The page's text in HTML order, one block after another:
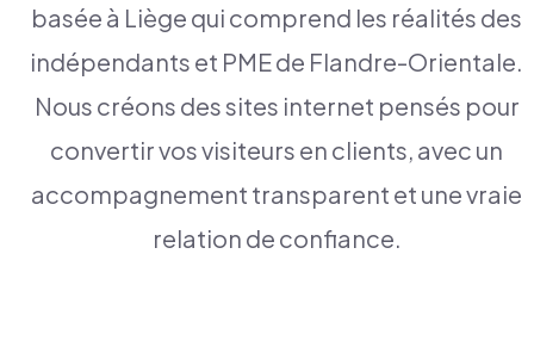
basée à Liège qui comprend les réalités des
indépendants et PME de Flandre-Orientale.
Nous créons des sites internet pensés pour
convertir vos visiteurs en clients, avec un
accompagnement transparent et une vraie
relation de confiance.